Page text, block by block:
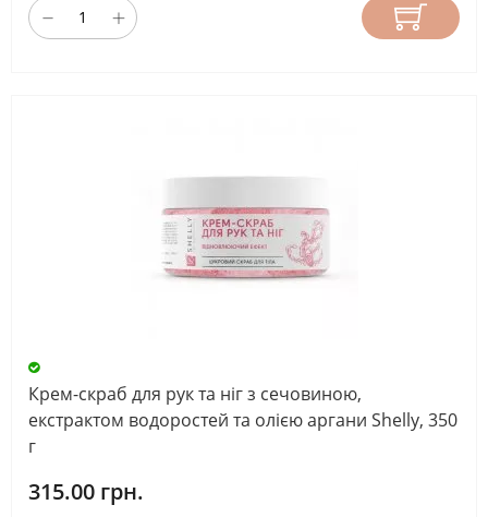
Крем-скраб для рук та ніг з сечовиною,
екстрактом водоростей та олією аргани Shelly, 350
г
315.00 грн.